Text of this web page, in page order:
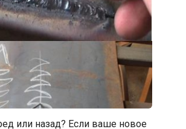
или назад? Если ваше новое